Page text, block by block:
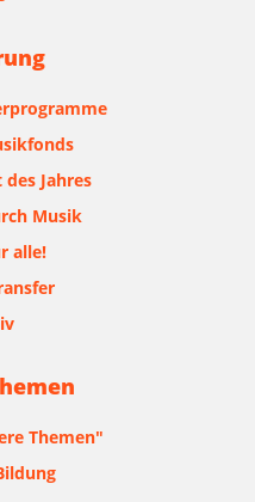
Jahres
Musik
alle!
Themen"